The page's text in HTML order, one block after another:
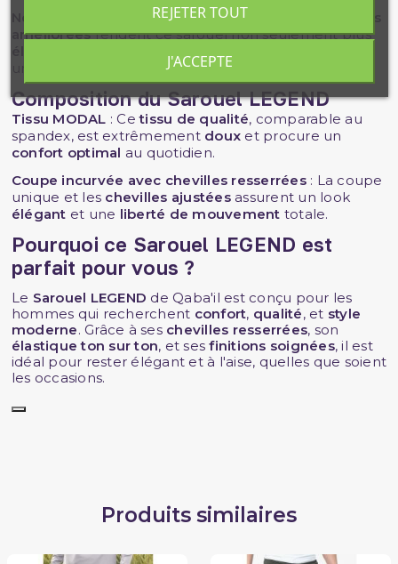
Nombreuses finitions supplémentaires
amélioréesrendent ce sarouel non seulement plus
une utilisation prolongée.
Composition du SarouelLEGEND
Tissu MODAL : Cetissu de qualité, comparable au
spandex, est extrêmement doux et procure un
confort optimal au quotidien.
Coupe incurvée avec chevilles resserrées: La coupe
unique et les chevilles ajustéesassurent un look
élégant et une liberté de mouvement totale.
Pourquoi ce Sarouel LEGEND est
parfait pour vous ?
Le Sarouel LEGEND de Qaba'il est conçu pour les
hommes qui recherchent confort, qualité, et style
moderne. Grâce à ses chevilles resserrées, son
élastique ton sur ton, et sesfinitions soignées, il est
idéal pour rester élégant et à l'aise, quelles que soient
les occasions.
Produits similaires
REJETER TOUT
J'ACCEPTE